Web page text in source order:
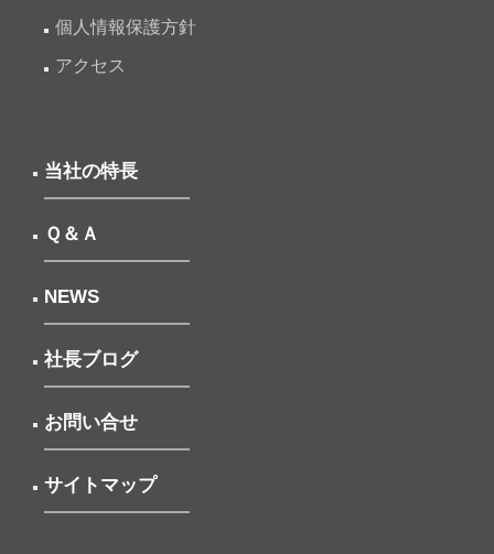
個人情報保護方針
アクセス
当社の特長
Ｑ＆Ａ
NEWS
社長ブログ
お問い合せ
サイトマップ